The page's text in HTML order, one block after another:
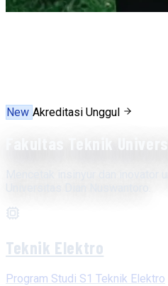
New Akreditasi Unggul
Mencetak insinyur dan
Teknik Elektro
Program Studi S1 Teknik Elektro